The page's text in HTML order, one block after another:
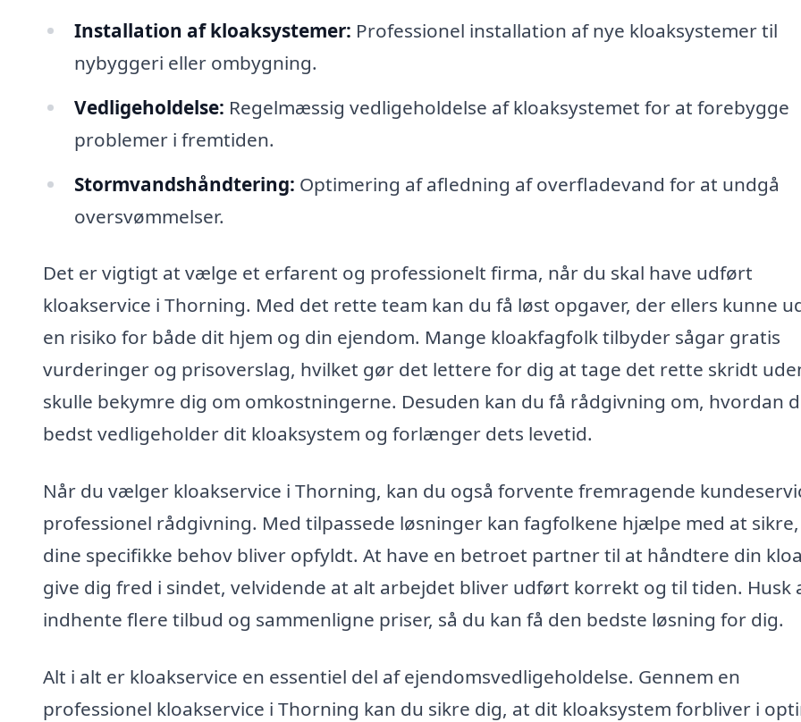
Installation af kloaksystemer: Professionel installation af nye kloaksystemer til
nybyggeri eller ombygning.
Vedligeholdelse: Regelmæssig vedligeholdelse af kloaksystemet for at forebygge
problemer i fremtiden.
Stormvandshåndtering: Optimering af afledning af overfladevand for at undgå
oversvømmelser.
Det er vigtigt at vælge et erfarent og professionelt firma, når du skal have udført
kloakservice i Thorning. Med det rette team kan du få løst opgaver, der ellers kunne
en risiko for både dit hjem og din ejendom. Mange kloakfagfolk tilbyder sågar gratis
vurderinger og prisoverslag, hvilket gør det lettere for dig at tage det rette skridt
skulle bekymre dig om omkostningerne. Desuden kan du få rådgivning om, hvordan
bedst vedligeholder dit kloaksystem og forlænger dets levetid.
Når du vælger kloakservice i Thorning, kan du også forvente fremragende
professionel rådgivning. Med tilpassede løsninger kan fagfolkene hjælpe med at
dine specifikke behov bliver opfyldt. At have en betroet partner til at håndtere din
give dig fred i sindet, velvidende at alt arbejdet bliver udført korrekt og til tiden. Husk
indhente flere tilbud og sammenligne priser, så du kan få den bedste løsning for dig.
Alt i alt er kloakservice en essentiel del af ejendomsvedligeholdelse. Gennem en
professionel kloakservice i Thorning kan du sikre dig, at dit kloaksystem forbliver i